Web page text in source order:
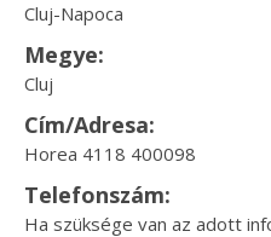
Cluj-Napoca
Megye:
Cluj
Cím/Adresa:
Horea 4118 400098
Telefonszám:
Ha szüksége van az adott